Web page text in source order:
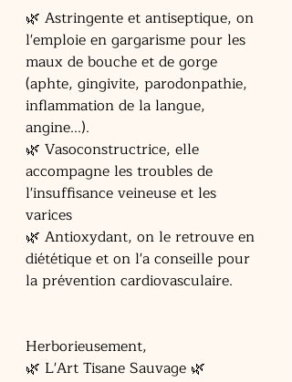
🌿 Astringente et antiseptique, on
l'emploie en gargarisme pour les
maux de bouche et de gorge
(aphte, gingivite, parodonpathie,
inflammation de la langue,
angine...).
🌿 Vasoconstructrice, elle
accompagne les troubles de
l'insuffisance veineuse et les
varices
🌿 Antioxydant, on le retrouve en
diététique et on l'a conseille pour
la prévention cardiovasculaire.
Herborieusement,
🌿 L'Art Tisane Sauvage 🌿